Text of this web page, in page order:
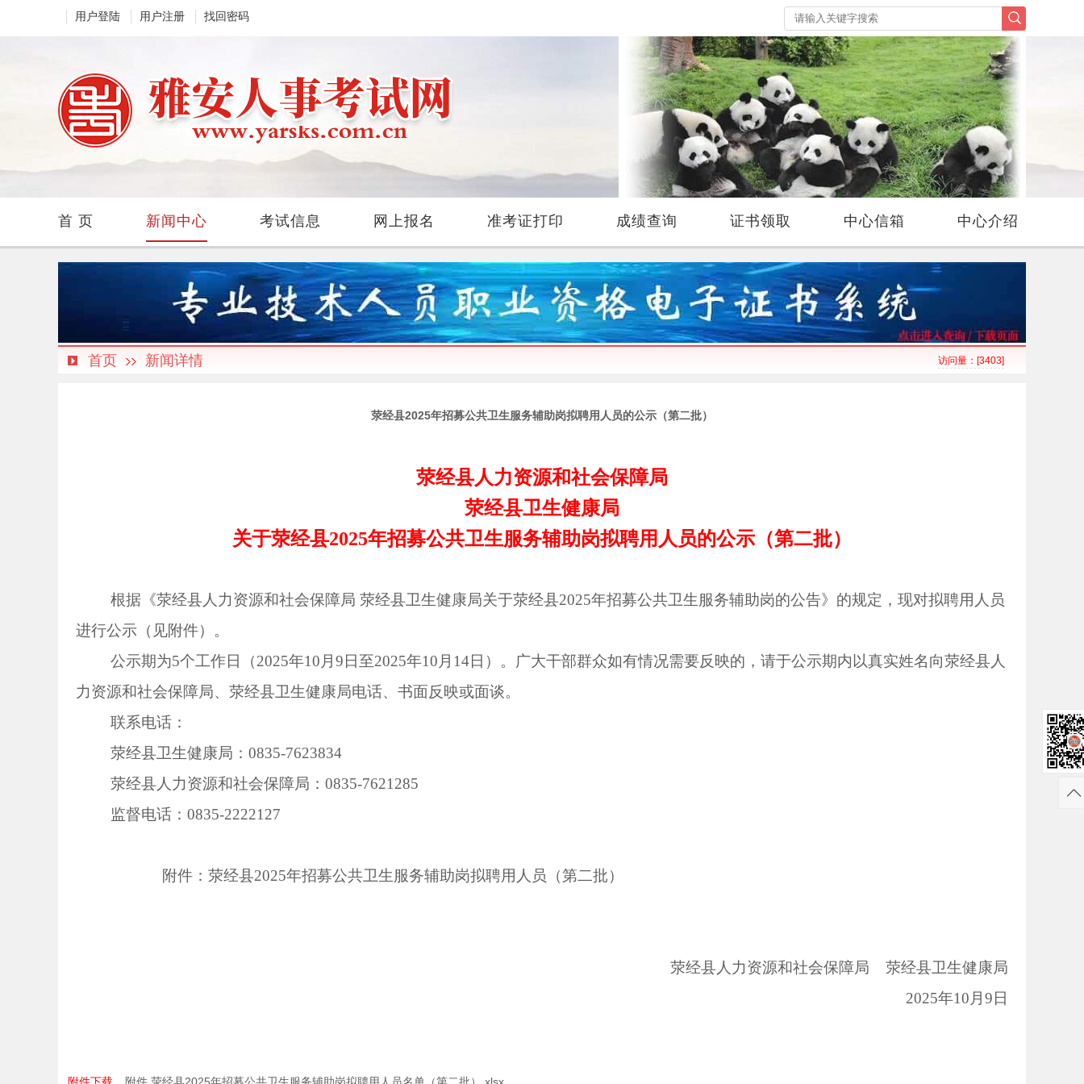
用户登陆 用户注册 找回密码
首 页 新闻中心 考试信息 网上报名 准考证打印 成绩查询 证书领取 中心信箱 中心介绍
首页 新闻详情
荥经县2025年招募公共卫生服务辅助岗拟聘用人员的公示（第二批）
荥经县人力资源和社会保障局
荥经县卫生健康局
关于荥经县2025年招募公共卫生服务辅助岗拟聘用人员的公示（第二批）
根据《荥经县人力资源和社会保障局 荥经县卫生健康局关于荥经县2025年招募公共卫生服务辅助岗的公告》的规定，现对拟聘用人员
进行公示（见附件）。
公示期为5个工作日（2025年10月9日至2025年10月14日）。广大干部群众如有情况需要反映的，请于公示期内以真实姓名向荥经县人
力资源和社会保障局、荥经县卫生健康局电话、书面反映或面谈。
联系电话：
荥经县卫生健康局：0835-7623834
荥经县人力资源和社会保障局：0835-7621285
监督电话：0835-2222127
附件： 荥经县2025年招募公共卫生服务辅助岗拟聘用人员 （第二批）
荥经县人力资源和社会保障局 荥经县卫生健康局
2025年10月9日
访问量： [3403]